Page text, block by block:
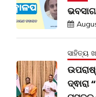
ସାହିତ୍ୟ